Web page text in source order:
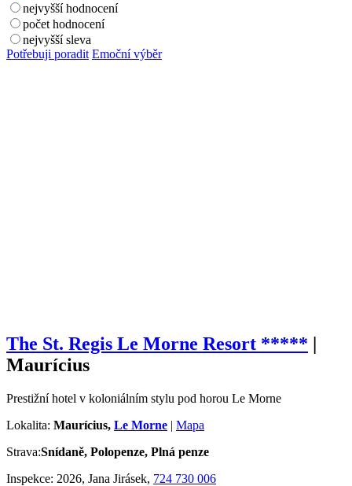
nejvyšší hodnocení
počet hodnocení
nejvyšší sleva
Potřebuji poradit Emoční výběr
The St. Regis Le Morne Resort ***** |
Maurícius
Prestižní hotel v koloniálním stylu pod horou Le Morne
Lokalita: Maurícius, Le Morne | Mapa
Strava:Snídaně, Polopenze, Plná penze
Inspekce: 2026, Jana Jirásek, 724 730 006